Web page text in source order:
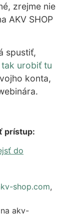
zrejme nie
AKV SHOP
spustiť,
urobiť tu
konta,
prístup:
do
shop.com,
akv-